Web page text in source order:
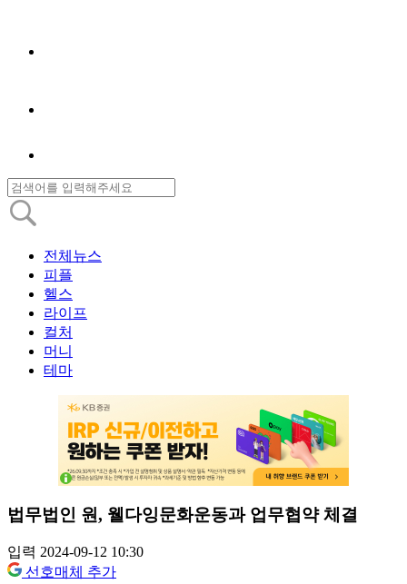
전체뉴스
피플
헬스
라이프
컬처
머니
테마
법무법인 원, 웰다잉문화운동과 업무협약 체결
입력 2024-09-12 10:30
선호매체 추가